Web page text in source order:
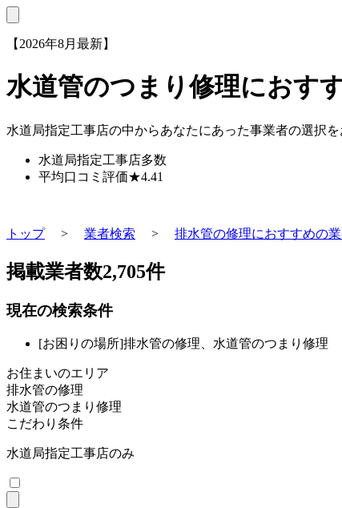
【2026年8月最新】
水道管のつまり修理におす
水道局指定工事店の中からあなたにあった事業者の選択を
水道局指定工事店多数
平均口コミ評価★4.41
トップ> 業者検索 > 排水管の修理におすすめの
掲載業者数2,705件
現在の検索条件
[お困りの場所]排水管の修理、水道管のつまり修理
お住まいのエリア
排水管の修理
水道管のつまり修理
こだわり条件
水道局指定工事店のみ